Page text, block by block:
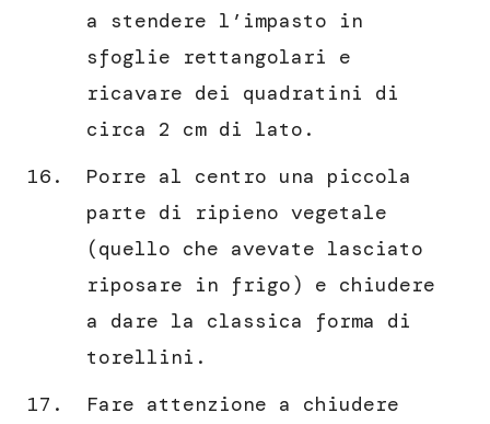
a stendere l’impasto in
sfoglie rettangolari e
ricavare dei quadratini di
circa 2 cm di lato.
Porre al centro una piccola
parte di ripieno vegetale
(quello che avevate lasciato
riposare in frigo) e chiudere
a dare la classica forma di
torellini.
Fare attenzione a chiudere